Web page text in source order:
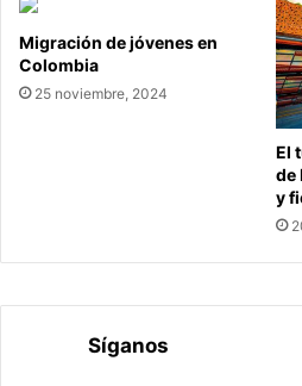
Migración de jóvenes en
Colombia
25 noviembre, 2024
El
de
y
Síganos